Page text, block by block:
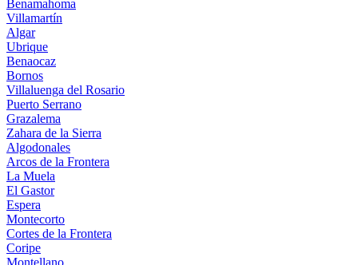
Benamahoma
Villamartín
Algar
Ubrique
Benaocaz
Bornos
Villaluenga del Rosario
Puerto Serrano
Grazalema
Zahara de la Sierra
Algodonales
Arcos de la Frontera
La Muela
El Gastor
Espera
Montecorto
Cortes de la Frontera
Coripe
Montellano